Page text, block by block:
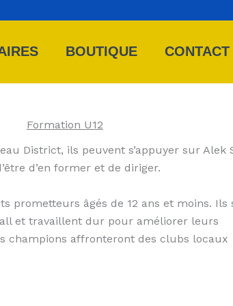
BOUTIQUE CONTACT
Formation U12
District, ils peuvent s’appuyer sur Alek
d’en former et de diriger.
prometteurs âgés de 12 ans et moins. Ils
et travaillent dur pour améliorer leurs
champions affronteront des clubs locaux